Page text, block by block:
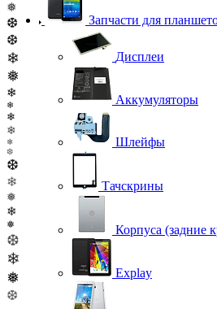
❅
❆
❆
❄
❅
❄
❄
❄
❄
❄
❆
❆
❄
❅
❄
❅
❆
❄
❅
❆
Запчасти для
Дисплеи
Аккумуляторы
Шлейфы
Тачскрины
Корпуса (задние
Explay